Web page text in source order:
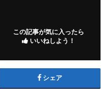
この記事が気に入ったら
いいねしよう！
シェア